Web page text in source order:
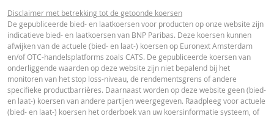
Final Terms
ESSENTIËLE BELEGGERSINFORMATIEDOCUMENTATIE
Essentiële
Beleggersinformatiedocument (NL)
PDF
Disclaimer met betrekking tot de getoonde koersen
De gepubliceerde bied- en laatkoersen voor producten op onze website zijn
indicatieve bied- en laatkoersen van BNP Paribas. Deze koersen kunnen
afwijken van de actuele (bied- en laat-) koersen op Euronext Amsterdam
en/of OTC-handelsplatforms zoals CATS. De gepubliceerde koersen van
onderliggende waarden op deze website zijn niet bepalend bij het
monitoren van het stop loss-niveau, de rendementsgrens of andere
specifieke productbarrières. Daarnaast worden op deze website geen (bied-
en laat-) koersen van andere partijen weergegeven. Raadpleeg voor actuele
(bied- en laat-) koersen het orderboek van uw koersinformatie systeem, of